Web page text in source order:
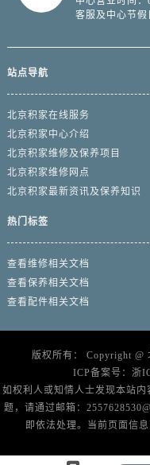
客服及中心节假
站点导航
北京积家在线服务
北京积家中心介绍
北京积家维修及保养项目
北京积家维修网点
北京积家最新资讯及保养知识
热门标签
查看维修相关文档
查看保养相关文档
查看配件相关文档
版权所有： Copyright @
ICP备案号： 浙
如权利人或知情人士发现本站
题，请通过邮箱：
即依法处理。当前页面信